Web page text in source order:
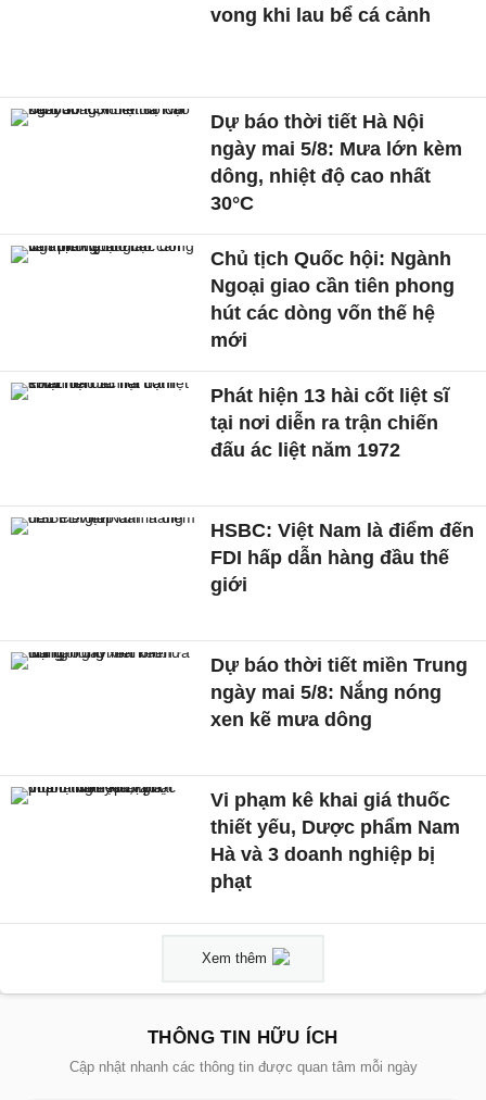
vong khi lau bể cá cảnh
Dự báo thời tiết Hà Nội
ngày mai 5/8: Mưa lớn kèm
dông, nhiệt độ cao nhất
30°C
Chủ tịch Quốc hội: Ngành
Ngoại giao cần tiên phong
hút các dòng vốn thế hệ
mới
Phát hiện 13 hài cốt liệt sĩ
tại nơi diễn ra trận chiến
đấu ác liệt năm 1972
HSBC: Việt Nam là điểm đến
FDI hấp dẫn hàng đầu thế
giới
Dự báo thời tiết miền Trung
ngày mai 5/8: Nắng nóng
xen kẽ mưa dông
Vi phạm kê khai giá thuốc
thiết yếu, Dược phẩm Nam
Hà và 3 doanh nghiệp bị
phạt
Xem thêm
THÔNG TIN HỮU ÍCH
Cập nhật nhanh các thông tin được quan tâm mỗi ngày